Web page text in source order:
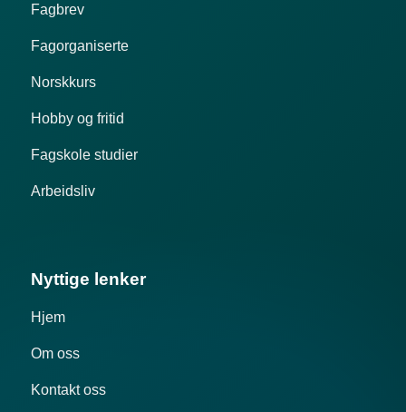
Fagbrev
Fagorganiserte
Norskkurs
Hobby og fritid
Fagskole studier
Arbeidsliv
Nyttige lenker
Hjem
Om oss
Kontakt oss